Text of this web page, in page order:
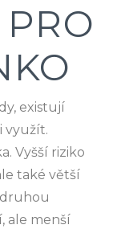
existují
využít.
Vyšší riziko
také větší
ale menší